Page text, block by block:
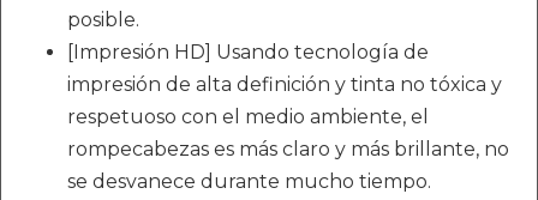
posible.
[Impresión HD] Usando tecnología de
impresión de alta definición y tinta no tóxica y
respetuoso con el medio ambiente, el
rompecabezas es más claro y más brillante, no
se desvanece durante mucho tiempo.